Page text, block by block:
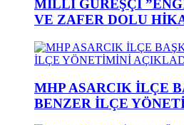
MİLLİ GÜREŞÇİ
VE ZAFER DOLU
MHP ASARCIK İLÇE
BENZER İLÇE